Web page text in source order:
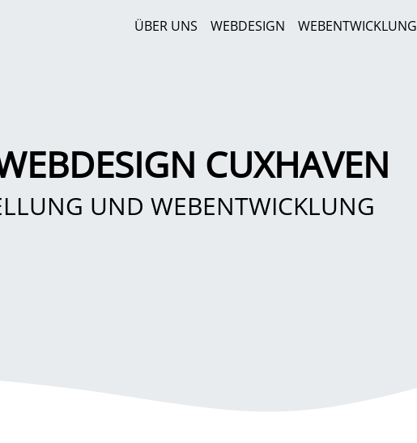
ÜBER UNS WEBDESIGN WEBENTWICKLUNG
CUXHAVEN
UND WEBENTWICKLUNG